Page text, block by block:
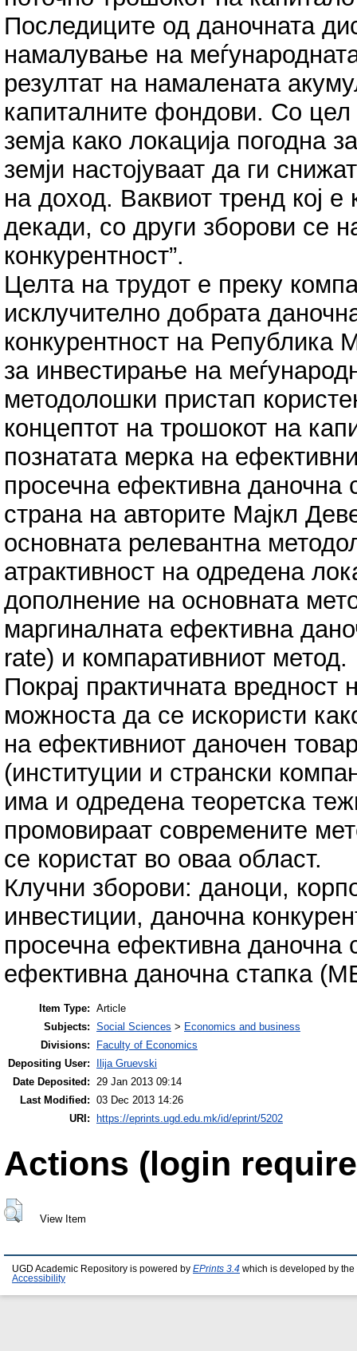
Последиците од даночната
намалување на
резултат на намалената
капиталните фондови. Со цел
земја како локација погодна
земји настојуваат да ги
на доход. Ваквиот тренд кој
декади, со други зборови се
конкурентност”.
Целта на трудот е преку
исклучително добрата
конкурентност на Република
за инвестирање на
методолошки пристап
концептот на трошокот на
познатата мерка на
просечна ефективна даночна
страна на авторите Мајкл
основната релевантна
атрактивност на одредена
дополнение на основната
маргиналната ефективна
rate) и компаративниот метод.
Покрај практичната вредност
можноста да се искористи
на ефективниот даночен
(институции и странски
има и одредена теоретска
промовираат современите
се користат во оваа област.
Клучни зборови: даноци,
инвестиции, даночна
просечна ефективна
ефективна даночна стапка
Item Type: Article
Subjects: Social Sciences > Economics and business
Divisions:
Faculty of Economics
Depositing User:
Ilija Gruevski
Date Deposited: 29 Jan 2013 09:14
Last Modified: 03 Dec 2013 14:26
URI:
https://eprints.ugd.edu.mk/id/eprint/5202
Actions (login
View Item
UGD Academic Repository is powered by EPrints 3.4 which is developed by the
Accessibility